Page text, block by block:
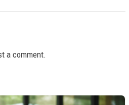
a comment.